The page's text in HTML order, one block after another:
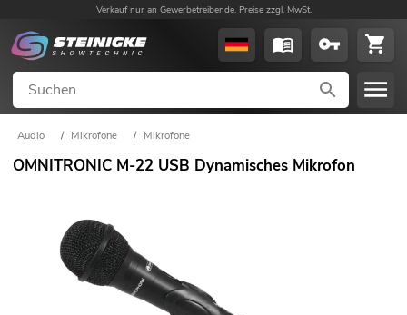
Verkauf nur an Gewerbetreibende. Preise zzgl. MwSt.
Audio / Mikrofone / Mikrofone
OMNITRONIC M-22 USB Dynamisches Mikrofon